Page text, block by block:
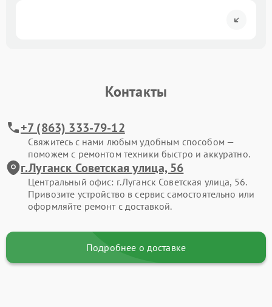
Контакты
+7 (863) 333-79-12
Свяжитесь с нами любым удобным способом —
поможем с ремонтом техники быстро и аккуратно.
г.Луганск Советская улица, 56
Центральный офис: г.Луганск Советская улица, 56.
Привозите устройство в сервис самостоятельно или
оформляйте ремонт с доставкой.
Подробнее о доставке